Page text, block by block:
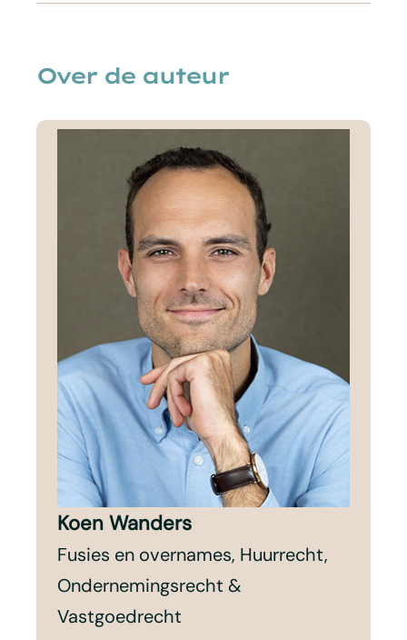
Over de auteur
Koen Wanders
Fusies en overnames, Huurrecht,
Ondernemingsrecht &
Vastgoedrecht